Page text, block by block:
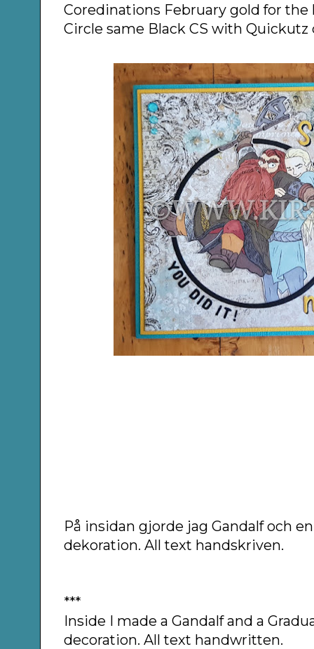
Coredinations February gold for
Circle same Black CS with Quickutz
På insidan gjorde jag Gandalf och
dekoration. All text handskriven.
***
Inside I made a Gandalf and a
decoration. All text handwritten.